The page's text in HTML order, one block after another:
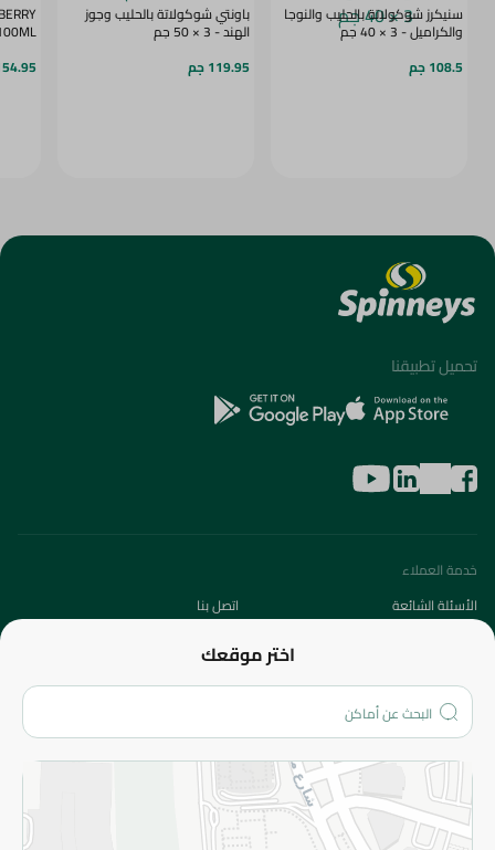
سنيكرز شوكولاتة بالحليب والنوجا
والكراميل - 3 × 40 جم
108.5 جم
باونتي شوكولاتة بالحليب وجوز
الهند - 3 × 50 جم
119.95 جم
154.95
اختر موقعك
تحميل تطبيقنا
خدمة العملاء
الأسئلة الشائعة
اتصل بنا
من نحن؟
الفروع
المزيد
الاسترجاع
سياسة الاستخدام
سياسة الخصوصية